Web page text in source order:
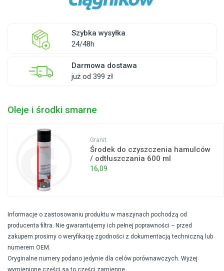
Szybka wysyłka
24/48h
Darmowa dostawa
już od 399 zł
Oleje i środki smarne
Granit
Środek do czyszczenia hamulców
/ odtłuszczania 600 ml
16,09
Informacje o zastosowaniu produktu w maszynach pochodzą od
producenta filtra. Nie gwarantujemy ich pełnej poprawności – przed
zakupem prosimy o weryfikację zgodności z dokumentacją techniczną lub
numerem OEM.
Oryginalne numery podano jedynie dla celów porównawczych. Wyżej
wymienione części są to części zamienne.